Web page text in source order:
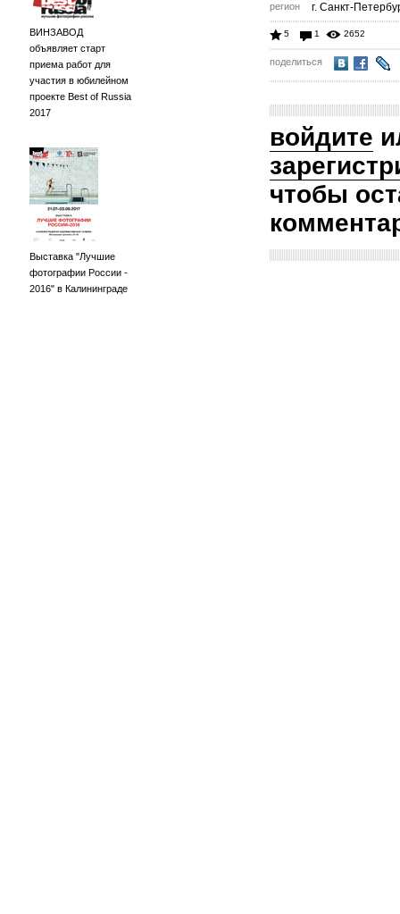
ВИНЗАВОД
объявляет старт
приема работ для
участия в юбилейном
проекте Best of Russia
2017
Выставка "Лучшие
фотографии России -
2016" в Калининграде
регион г. Санкт-
5 1 2652
поделиться
войдите
чтобы